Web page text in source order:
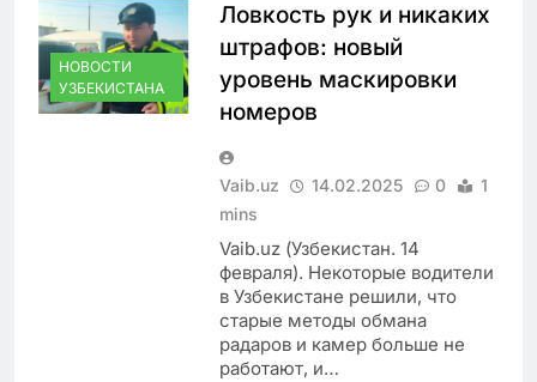
НОВОСТИ
УЗБЕКИСТАНА
Ловкость рук и никаких
штрафов: новый
уровень маскировки
номеров
Vaib.uz 14.02.2025 0
1
mins
Vaib.uz (Узбекистан. 14
февраля). Некоторые водители
в Узбекистане решили, что
старые методы обмана
радаров и камер больше не
работают, и…